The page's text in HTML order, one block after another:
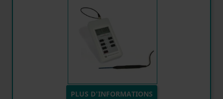
PLUS D'INFORMATIONS